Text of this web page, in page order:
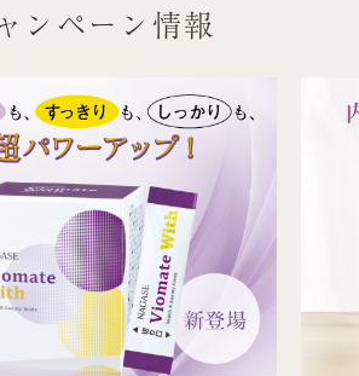
ンペーン情報